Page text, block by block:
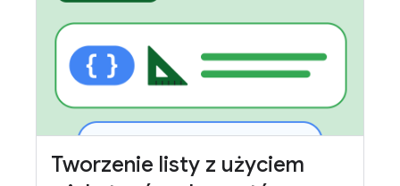
Tworzenie listy z użyciem